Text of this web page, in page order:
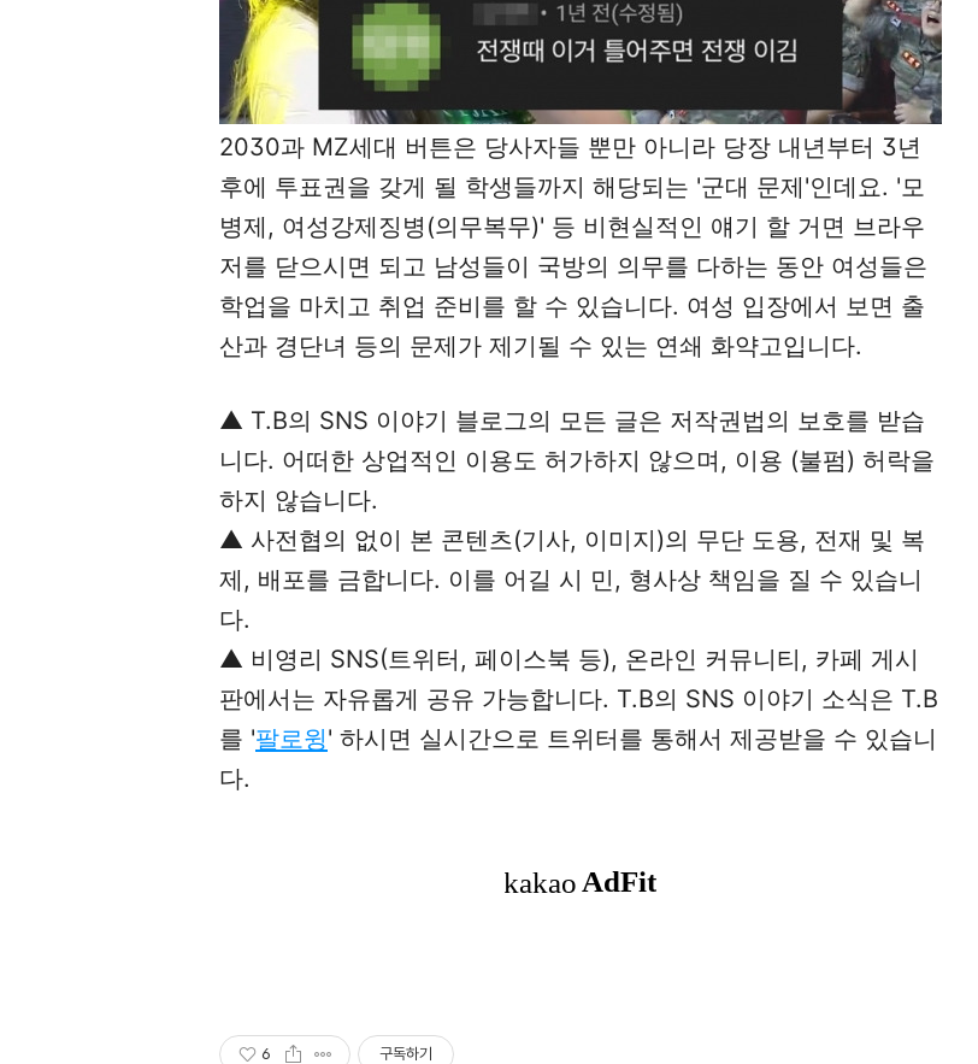
2030과 MZ세대 버튼은 당사자들 뿐만 아니라 당장 내년부터 3년
후에 투표권을 갖게 될 학생들까지 해당되는 '군대 문제'인데요. '모
병제, 여성강제징병(의무복무)' 등 비현실적인 얘기 할 거면 브라우
저를 닫으시면 되고 남성들이 국방의 의무를 다하는 동안 여성들은
학업을 마치고 취업 준비를 할 수 있습니다. 여성 입장에서 보면 출
산과 경단녀 등의 문제가 제기될 수 있는 연쇄 화약고입니다.
▲ T.B의 SNS 이야기 블로그의 모든 글은 저작권법의 보호를 받습
니다. 어떠한 상업적인 이용도 허가하지 않으며, 이용 (불펌) 허락을
하지 않습니다.
▲ 사전협의 없이 본 콘텐츠(기사, 이미지)의 무단 도용, 전재 및 복
제, 배포를 금합니다. 이를 어길 시 민, 형사상 책임을 질 수 있습니
다.
▲ 비영리 SNS(트위터, 페이스북 등), 온라인 커뮤니티, 카페 게시
판에서는 자유롭게 공유 가능합니다. T.B의 SNS 이야기 소식은 T.B
를 '팔로윙' 하시면 실시간으로 트위터를 통해서 제공받을 수 있습니
다.
6 구독하기